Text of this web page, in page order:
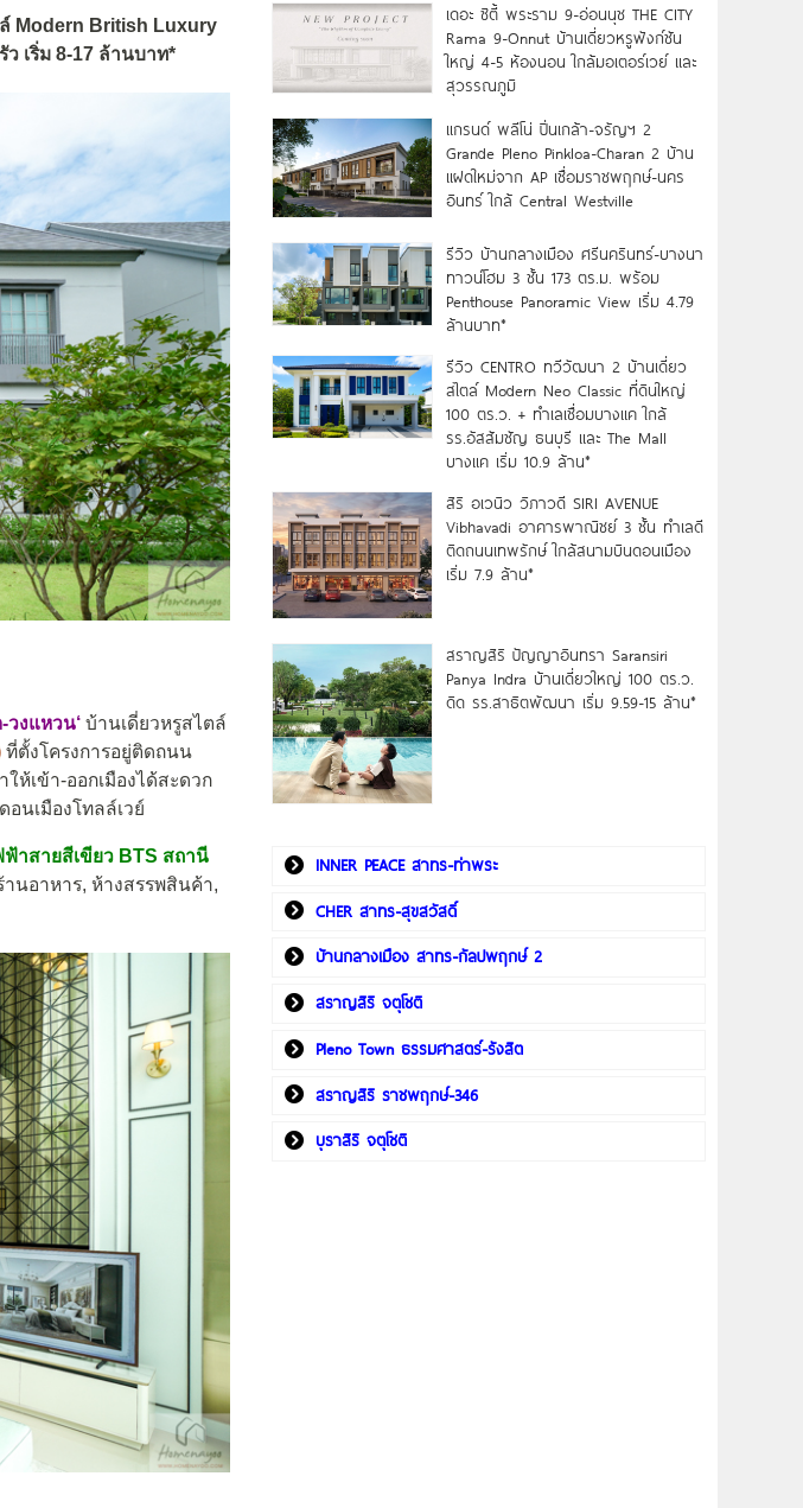
Modern British Luxury
เริ่ม 8-17 ล้านบาท*
วงแหวน‘ บ้านเดี่ยวหรูสไตล์
ที่ตั้งโครงการอยู่ติดถนน
ห้เข้า-ออกเมืองได้สะดวก
นเมืองโทลล์เวย์
ฟ้าสายสีเขียว BTS สถานี
นอาหาร, ห้างสรรพสินค้า,
เดอะ ซิตี้ พระราม 9-อ่อนนุช THE CITY
Rama 9-Onnut บ้านเดี่ยวหรูฟังก์ชัน
ใหญ่ 4-5 ห้องนอน ใกล้มอเตอร์เวย์ และ
สุวรรณภูมิ
แกรนด์ พลีโน่ ปิ่นเกล้า-จรัญฯ 2
Grande Pleno Pinkloa-Charan 2 บ้าน
แฝดใหม่จาก AP เชื่อมราชพฤกษ์-นคร
อินทร์ ใกล้ Central Westville
รีวิว บ้านกลางเมือง ศรีนครินทร์-บางนา
ทาวน์โฮม 3 ชั้น 173 ตร.ม. พร้อม
Penthouse Panoramic View เริ่ม 4.79
ล้านบาท*
รีวิว CENTRO ทวีวัฒนา 2 บ้านเดี่ยว
สไตล์ Modern Neo Classic ที่ดินใหญ่
100 ตร.ว. + ทำเลเชื่อมบางแค ใกล้
รร.อัสสัมชัญ ธนบุรี และ The Mall
บางแค เริ่ม 10.9 ล้าน*
สิริ อเวนิว วิภาวดี SIRI AVENUE
Vibhavadi อาคารพาณิชย์ 3 ชั้น ทำเลดี
ติดถนนเทพรักษ์ ใกล้สนามบินดอนเมือง
เริ่ม 7.9 ล้าน*
สราญสิริ ปัญญาอินทรา Saransiri
Panya Indra บ้านเดี่ยวใหญ่ 100 ตร.ว.
ดิด รร.สาธิตพัฒนา เริ่ม 9.59-15 ล้าน*
INNER PEACE สาทร-ท่าพระ
CHER สาทร-สุขสวัสดิ์
บ้านกลางเมือง สาทร-กัลปพฤกษ์ 2
สราญสิริ จตุโชติ
Pleno Town ธรรมศาสตร์-รังสิต
สราญสิริ ราชพฤกษ์-346
บุราสิริ จตุโชติ